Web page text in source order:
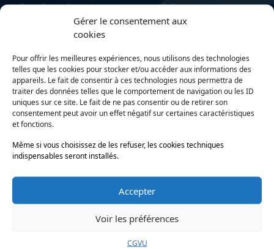
Gérer le consentement aux
cookies
Pour offrir les meilleures expériences, nous utilisons des technologies
telles que les cookies pour stocker et/ou accéder aux informations des
appareils. Le fait de consentir à ces technologies nous permettra de
traiter des données telles que le comportement de navigation ou les ID
uniques sur ce site. Le fait de ne pas consentir ou de retirer son
consentement peut avoir un effet négatif sur certaines caractéristiques
et fonctions.
Même si vous choisissez de les refuser, les cookies techniques
indispensables seront installés.
Accepter
Voir les préférences
CGVU
lien, ils arrivent sur une page où ils pourront
télécharger les fichiers.
L’administrateur peut accéder à un journal complet
des événements qui répertorie l’ensemble des
actions effectuées par les utilisateurs (envois,
invitation, réception, téléchargements).
Stockage et partage
(télécharger, organiser, supprimer…).
Les utilisateurs peuvent partager des dossiers et